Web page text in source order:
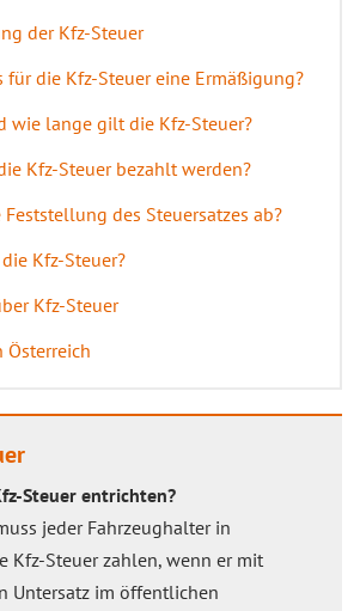
der Kfz-Steuer
für die Kfz-Steuer eine Ermäßigung?
wie lange gilt die Kfz-Steuer?
Kfz-Steuer bezahlt werden?
des Steuersatzes ab?
Kfz-Steuer?
Kfz-Steuer
Österreich
Steuer entrichten?
jeder Fahrzeughalter in
Kfz-Steuer zahlen, wenn er mit
Untersatz im öffentlichen